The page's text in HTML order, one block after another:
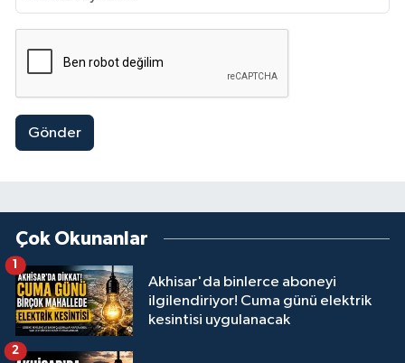
Gönder
Çok Okunanlar
Akhisar'da binlerce aboneyi
ilgilendiriyor! Cuma günü elektrik
kesintisi uygulanacak
2